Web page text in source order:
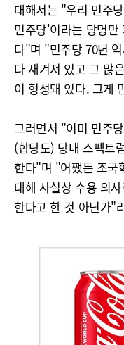
대해서는 "우리 민주
민주당'이라는 당명만
다"며 "민주당 70년
다 새겨져 있고 그 많
이 형성돼 있다. 그게
그러면서 "이미 민주
(합당도) 당내 스펙트
한다"며 "어쨌든 조국
대해 사실상 수용 의
한다고 한 것 아닌가"